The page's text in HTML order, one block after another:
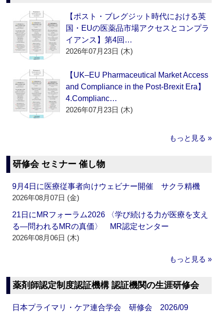
【ポスト・ブレグジット時代における英
国・EUの医薬品市場アクセスとコンプラ
イアンス】第4回…
2026年07月23日 (木)
【UK–EU Pharmaceutical Market Access
and Compliance in the Post-Brexit Era】
4.Complianc…
2026年07月23日 (木)
もっと見る »
研修会 セミナー 催し物
9月4日に医療従事者向けウェビナー開催 サクラ精機
2026年08月07日 (金)
21日にMRフォーラム2026 〈学び続ける力が医療を支え
る―問われるMRの真価〉 MR認定センター
2026年08月06日 (木)
もっと見る »
薬剤師認定制度認証機構 認証機関の生涯研修会
日本プライマリ・ケア連合学会 研修会 2026/09